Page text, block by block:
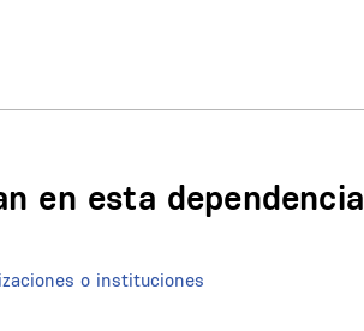
en esta dependencia
o instituciones